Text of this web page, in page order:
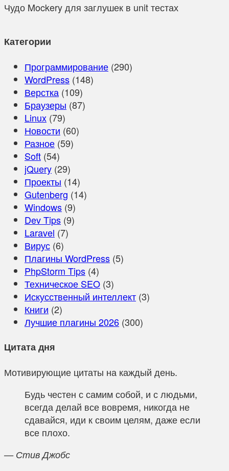
Чудо Mockery для заглушек в unit тестах
Категории
Программирование (290)
WordPress (148)
Верстка (109)
Браузеры (87)
Linux (79)
Новости (60)
Разное (59)
Soft (54)
jQuery (29)
Проекты (14)
Gutenberg (14)
Windows (9)
Dev Tips (9)
Laravel (7)
Вирус (6)
Плагины WordPress (5)
PhpStorm Tips (4)
Техническое SEO (3)
Искусственный интеллект (3)
Книги (2)
Лучшие плагины 2026 (300)
Цитата дня
Мотивирующие цитаты на каждый день.
Будь честен с самим собой, и с людьми,
всегда делай все вовремя, никогда не
сдавайся, иди к своим целям, даже если
все плохо.
— Стив Джобс